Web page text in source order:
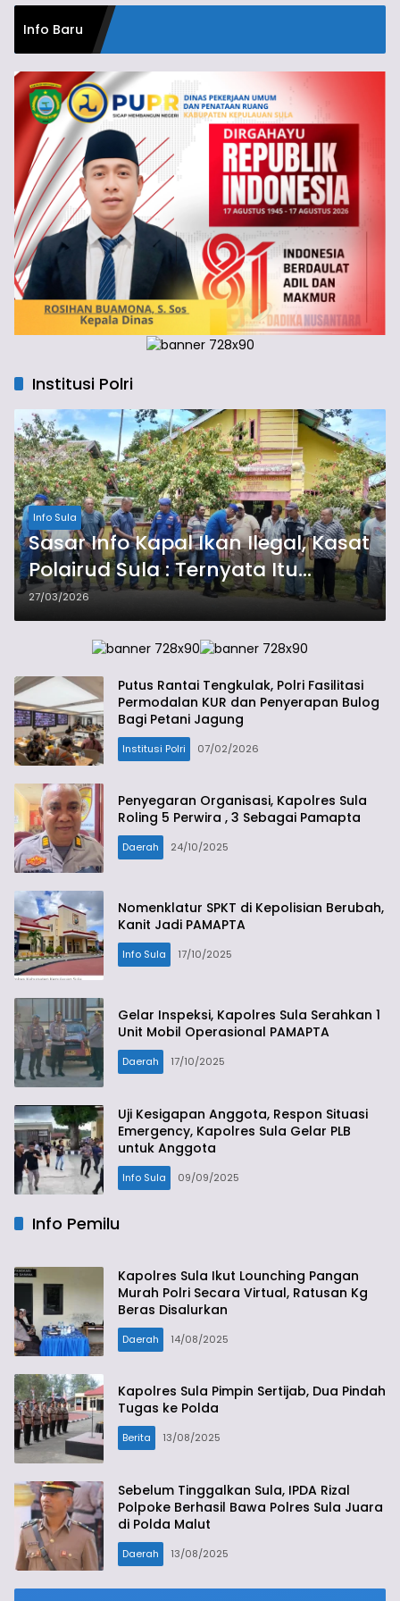
Info Baru
Institusi Polri
Info Sula
Sasar Info Kapal Ikan Ilegal, Kasat
Polairud Sula : Ternyata Itu
Permintaan Nelayan
27/03/2026
Putus Rantai Tengkulak, Polri Fasilitasi
Permodalan KUR dan Penyerapan Bulog
Bagi Petani Jagung
Institusi Polri 07/02/2026
Penyegaran Organisasi, Kapolres Sula
Roling 5 Perwira , 3 Sebagai Pamapta
Daerah 24/10/2025
Nomenklatur SPKT di Kepolisian Berubah,
Kanit Jadi PAMAPTA
Info Sula 17/10/2025
Gelar Inspeksi, Kapolres Sula Serahkan 1
Unit Mobil Operasional PAMAPTA
Daerah 17/10/2025
Uji Kesigapan Anggota, Respon Situasi
Emergency, Kapolres Sula Gelar PLB
untuk Anggota
Info Sula 09/09/2025
Info Pemilu
Kapolres Sula Ikut Lounching Pangan
Murah Polri Secara Virtual, Ratusan Kg
Beras Disalurkan
Daerah 14/08/2025
Kapolres Sula Pimpin Sertijab, Dua Pindah
Tugas ke Polda
Berita 13/08/2025
Sebelum Tinggalkan Sula, IPDA Rizal
Polpoke Berhasil Bawa Polres Sula Juara
di Polda Malut
Daerah 13/08/2025